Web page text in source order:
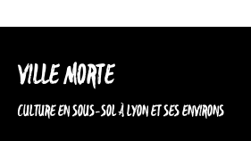
VILLE MORTE
CULTURE EN SOUS-SOL À LYON ET SES ENVIRONS